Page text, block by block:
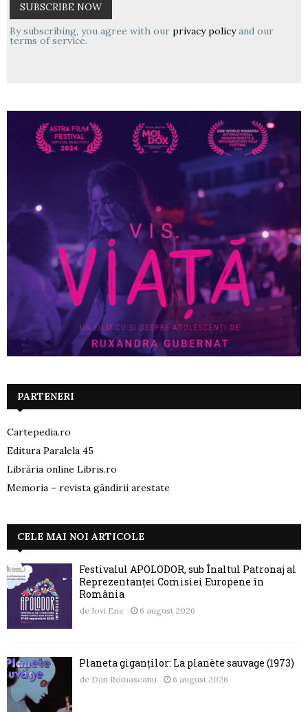
By subscribing, you agree with our privacy policyand our
terms of service.
PARTENERI
Cartepedia.ro
Editura Paralela 45
Librăria online Libris.ro
Memoria – revista gândirii arestate
CELE MAI NOI ARTICOLE
Festivalul APOLODOR, sub Înaltul Patronaj al
Reprezentanței Comisiei Europene în
România
de Jovi Ene 6 august 2026
Planeta giganților: La planète sauvage (1973)
de Dan Romascanu 6 august 2026